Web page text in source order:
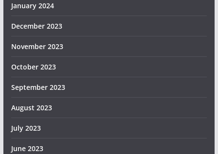
January 2024
December 2023
November 2023
October 2023
September 2023
August 2023
July 2023
June 2023